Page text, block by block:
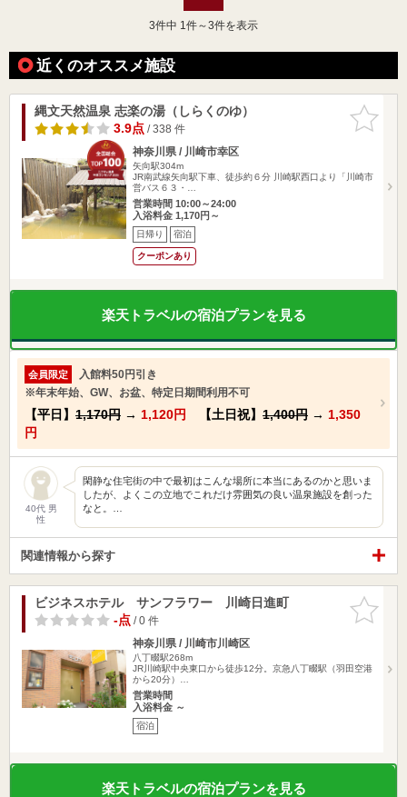
3件中 1件～3件を表示
近くのオススメ施設
お気に入
りに追加
縄文天然温泉 志楽の湯（しらくのゆ）
3.9点/ 338 件
神奈川県 / 川崎市幸区
矢向駅304m
JR南武線矢向駅下車、徒歩約６分 川崎駅西口より「川崎市
営バス６３・…
営業時間 10:00～24:00
入浴料金 1,170円～
日帰り 宿泊
クーポンあり
楽天トラベルの宿泊プランを見る
会員限定
入館料50円引き
※年末年始、GW、お盆、特定日期間利用不可
【平日】 1,170円 → 1,120円 【土日祝】 1,400円 → 1,350
円
40代 男
性
閑静な住宅街の中で最初はこんな場所に本当にあるのかと思いま
したが、よくこの立地でこれだけ雰囲気の良い温泉施設を創った
なと。…
関連情報から探す
お気に入
りに追加
ビジネスホテル サンフラワー 川崎日進町
-点/ 0 件
神奈川県 / 川崎市川崎区
八丁畷駅268m
JR川崎駅中央東口から徒歩12分。京急八丁畷駅（羽田空港
から20分）…
営業時間
入浴料金 ～
宿泊
楽天トラベルの宿泊プランを見る